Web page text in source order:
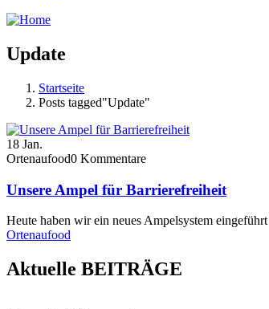
Update
Startseite
Posts tagged"Update"
18 Jan.
Ortenaufood0 Kommentare
Unsere Ampel für Barrierefreiheit
Heute haben wir ein neues Ampelsystem
Ortenaufood
Aktuelle BEITRÄGE